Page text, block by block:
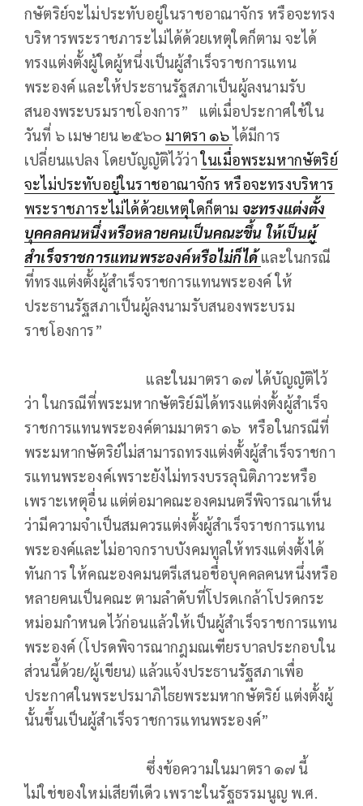
กษัตริย์จะไม่ประทับอยู่ในราชอาณาจักร หรือจะทรง
บริหารพระราชภาระไม่ได้ด้วยเหตุใดก็ตาม จะได้
ทรงแต่งตั้งผู้ใดผู้หนึ่งเป็นผู้สำเร็จราชการแทน
พระองค์ และให้ประธานรัฐสภาเป็นผู้ลงนามรับ
สนองพระบรมราชโองการ” แต่เมื่อประกาศใช้ใน
วันที่ ๖ เมษายน ๒๕๖๐ มาตรา ๑๖ได้มีการ
เปลี่ยนแปลง โดยบัญญัติไว้ว่าในเมื่อพระมหากษัตริย์
จะไม่ประทับอยู่ในราชอาณาจักร หรือจะทรงบริหาร
พระราชภาระไม่ได้ด้วยเหตุใดก็ตาม จะทรงแต่งตั้ง
บุคคลคนหนึ่งหรือหลายคนเป็นคณะขึ้น ให้เป็นผู้
สําเร็จราชการแทนพระองค์หรือไม่ก็ได้และในกรณี
ที่ทรงแต่งตั้งผู้สําเร็จราชการแทนพระองค์ ให้
ประธานรัฐสภาเป็นผู้ลงนามรับสนองพระบรม
ราชโองการ”
และในมาตรา ๑๗ ได้บัญญัติไว้
ว่า ในกรณีที่พระมหากษัตริย์มิได้ทรงแต่งตั้งผู้สำเร็จ
ราชการแทนพระองค์ตามมาตรา ๑๖ หรือในกรณีที่
พระมหากษัตริย์ไม่สามารถทรงแต่งตั้งผู้สําเร็จราชกา
รแทนพระองค์เพราะยังไม่ทรงบรรลุนิติภาวะหรือ
เพราะเหตุอื่น แต่ต่อมาคณะองคมนตรีพิจารณาเห็น
ว่ามีความจําเป็นสมควรแต่งตั้งผู้สําเร็จราชการแทน
พระองค์และไม่อาจกราบบังคมทูลให้ทรงแต่งตั้งได้
ทันการ ให้คณะองคมนตรีเสนอชื่อบุคคลคนหนึ่งหรือ
หลายคนเป็นคณะ ตามลําดับที่โปรดเกล้าโปรดกระ
หม่อมกําหนดไว้ก่อนแล้วให้เป็นผู้สําเร็จราชการแทน
พระองค์ (โปรดพิจารณากฎมณเฑียรบาลประกอบใน
ส่วนนี้ด้วย/ผู้เขียน) แล้วแจ้งประธานรัฐสภาเพื่อ
ประกาศในพระปรมาภิไธยพระมหากษัตริย์ แต่งตั้งผู้
นั้นขึ้นเป็นผู้สําเร็จราชการแทนพระองค์”
ซึ่งข้อความในมาตรา ๑๗ นี้
ไม่ใช่ของใหม่เสียทีเดีว เพราะในรัฐธรรมนูญ พ.ศ.